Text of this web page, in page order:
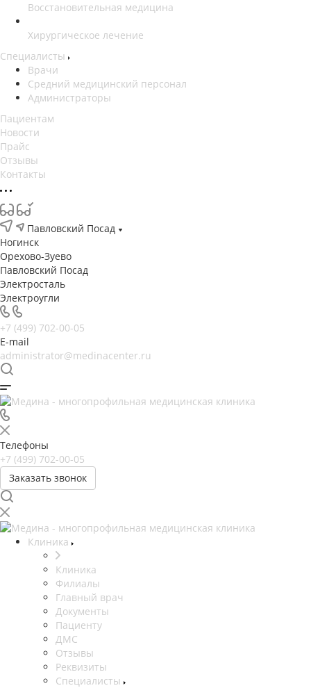
Восстановительная медицина
Хирургическое лечение
Специалисты
Врачи
Средний медицинский персонал
Администраторы
Пациентам
Новости
Прайс
Отзывы
Контакты
Павловский Посад
Ногинск
Орехово-Зуево
Павловский Посад
Электросталь
Электроугли
+7 (499) 702-00-05
E-mail
administrator@medinacenter.ru
Телефоны
+7 (499) 702-00-05
Заказать звонок
Клиника
Клиника
Филиалы
Главный врач
Документы
Пациенту
ДМС
Отзывы
Реквизиты
Специалисты